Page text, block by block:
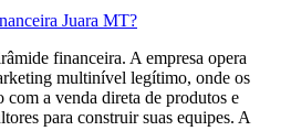
Juara MT?
financeira. A empresa opera
multinível legítimo, onde os
com a venda direta de produtos e
para construir suas equipes. A